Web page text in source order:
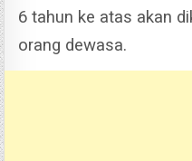
6 tahun ke atas akan
orang dewasa.